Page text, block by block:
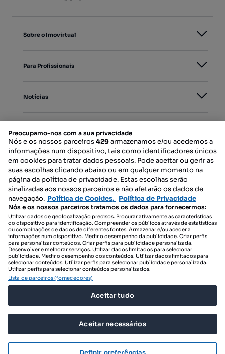
Sobre o Imovirtual
Para Profissionais
Notícias
Mapa do Site
Contacte-nos
SIGA-NOS:
DESCARREGAR NA:
© 2026 Imovirtual.com, OLX Portugal, S.A.
TERMOS DE UTILIZAÇÃO
POLÍTICA DE PRIVACIDADE
Preocupamo-nos com a sua privacidade
Nós e os nossos parceiros429armazenamos e/ou acedemos a
informações num dispositivo, tais como identificadores únicos
em cookies para tratar dados pessoais. Pode aceitar ou gerir as
suas escolhas clicando abaixo ou em qualquer momento na
página da política de privacidade. Estas escolhas serão
sinalizadas aos nossos parceiros e não afetarão os dados de
navegação. Política de Cookies, Política de Privacidade
Nós e os nossos parceiros tratamos os dados para fornecermos:
Utilizar dados de geolocalização precisos. Procurar ativamente as características
do dispositivo para identificação. Compreender os públicos através de estatísticas
ou combinações de dados de diferentes fontes. Armazenar e/ou aceder a
informações num dispositivo. Medir o desempenho da publicidade. Criar perfis
para personalizar conteúdos. Criar perfis para publicidade personalizada.
Desenvolver e melhorar serviços. Utilizar dados limitados para selecionar
publicidade. Medir o desempenho dos conteúdos. Utilizar dados limitados para
selecionar conteúdos. Utilizar perfis para selecionar publicidade personalizada.
Utilizar perfis para selecionar conteúdos personalizados.
Lista de parceiros (fornecedores)
Aceitar tudo
Aceitar necessários